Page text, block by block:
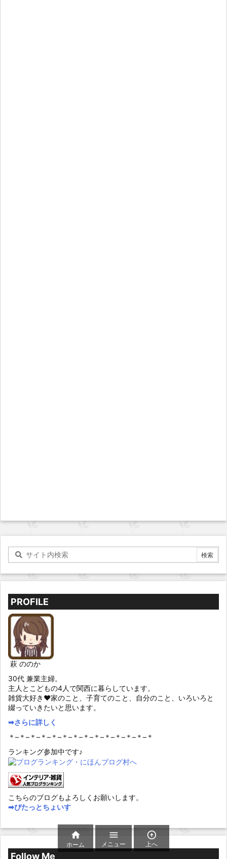
PROFILE
萩 ののか
30代 兼業主婦。
主人とこどもの4人で関西に暮らしています。
雑貨大好き♥家のこと、子育てのこと、自分のこと、いろいろと
綴っていきたいと思います。
➡︎さらに詳しく
＊–＊–＊–＊–＊–＊–＊–＊–＊–＊–＊–＊–＊–＊
ランキング参加中です♪
こちらのブログもよろしくお願いします。
➡︎ぴたっとちょいす
Follow Me

ホーム

メニュー

上へ